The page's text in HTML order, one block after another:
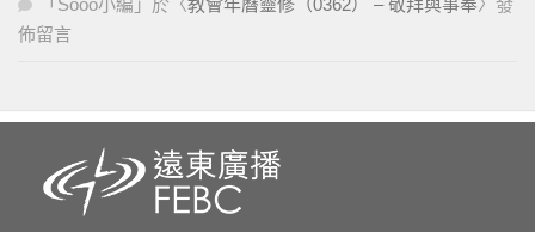
「 Sooo小編 」於〈教會年曆靈修（0362） – 敬拜與事奉〉發
佈留言